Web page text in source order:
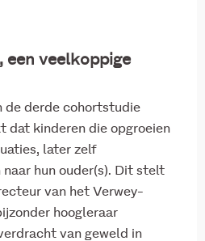
een veelkoppige
de derde cohortstudie
dat kinderen die opgroeien
later zelf
hun ouder(s). Dit stelt
van het Verwey-
hoogleraar
van geweld in